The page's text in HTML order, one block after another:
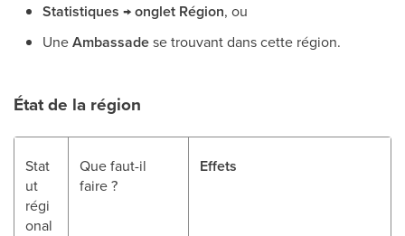
Statistiques → onglet Région, ou
UneAmbassadese trouvant dans cette région.
État de la région
Stat
ut
régi
onal
Que faut-il
faire ?
Effets